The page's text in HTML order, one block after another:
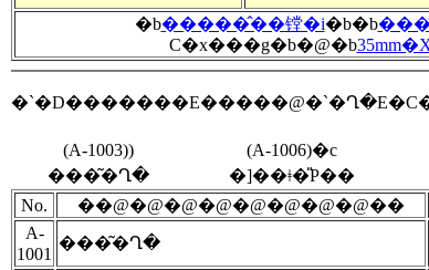
�b�����̂��镗�i�b�b
C�x���g�b�@�b
(A-1003)) (A-1006)�c
���͂�Ղ�
�]��ǂ�̎P��
No.
��@�@�@�@�@�@�@�@��
A-
1001
���͂�Ղ�